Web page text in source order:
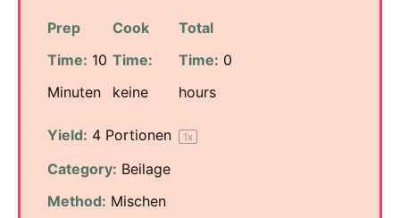
Prep
Time: 10
Minuten
Cook
Time:
keine
Total
Time: 0
hours
Yield: 4 Portionen 1x
Category: Beilage
Method: Mischen